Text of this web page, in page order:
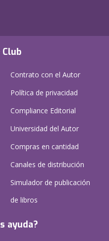
Club
Contrato con el Autor
Política de privacidad
Compliance Editorial
Universidad del Autor
Compras en cantidad
Canales de distribución
Simulador de publicación
de libros
ayuda?